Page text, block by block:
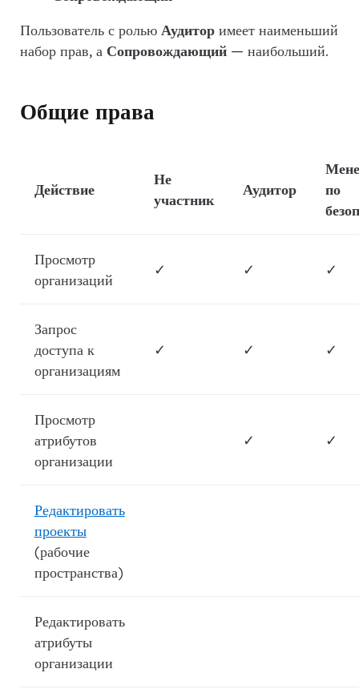
Пользователь с ролью Аудитор имеет наименьший
набор прав, а Сопровождающий — наибольший.
Общие права
Действие
Не
участник
Аудитор
по
Просмотр
организаций
✓ ✓ ✓
Запрос
доступа к
организациям
✓ ✓ ✓
Просмотр
атрибутов
организации
✓ ✓
Редактировать
проекты
(рабочие
пространства)
Редактировать
атрибуты
организации